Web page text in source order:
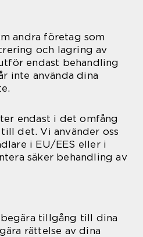
andra företag som
och lagring av
endast behandling
inte använda dina
endast i det omfång
det. Vi använder oss
i EU/EES eller i
säker behandling av
tillgång till dina
rättelse av dina